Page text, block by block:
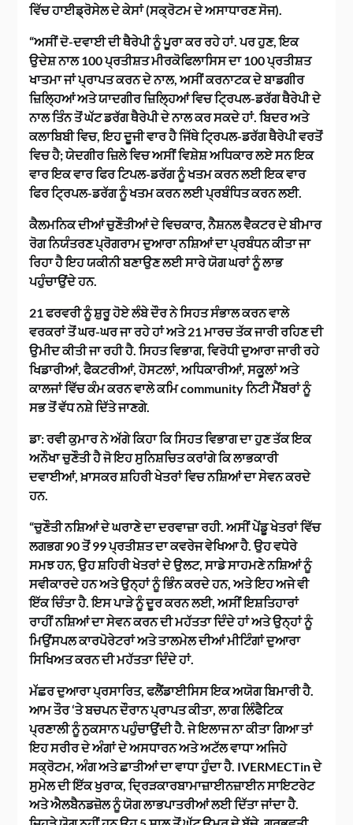
ਵਿੱਚ ਹਾਈਡ੍ਰੋਸੇਲ ਦੇ ਕੇਸਾਂ (ਸਕ੍ਰੋਟਮ ਦੇ ਅਸਾਧਾਰਣ ਸੋਜ).
“ਅਸੀਂ ਦੋ-ਦਵਾਈ ਦੀ ਥੈਰੇਪੀ ਨੂੰ ਪੂਰਾ ਕਰ ਰਹੇ ਹਾਂ. ਪਰ ਹੁਣ, ਇਕ
ਉਦੇਸ਼ ਨਾਲ 100 ਪ੍ਰਤੀਸ਼ਤ ਮੀਰਕੋਫਿਲਾਸਿਸ ਦਾ 100 ਪ੍ਰਤੀਸ਼ਤ
ਖਾਤਮਾ ਜਾਂ ਪ੍ਰਾਪਤ ਕਰਨ ਦੇ ਨਾਲ, ਅਸੀਂ ਕਰਨਾਟਕ ਦੇ ਬਾਡਗੀਰ
ਜ਼ਿਲ੍ਹਿਆਂ ਅਤੇ ਯਾਦਗੀਰ ਜ਼ਿਲ੍ਹਿਆਂ ਵਿਚ ਟ੍ਰਿਪਲ-ਡਰੱਗ ਥੈਰੇਪੀ ਦੇ
ਨਾਲ ਤਿੰਨ ਤੋਂ ਘੱਟ ਡਰੱਗ ਥੈਰੇਪੀ ਦੇ ਨਾਲ ਕਰ ਸਕਦੇ ਹਾਂ. ਬਿਦਰ ਅਤੇ
ਕਲਾਬਿਬੀ ਵਿਚ, ਇਹ ਦੂਜੀ ਵਾਰ ਹੈ ਜਿੱਥੇ ਟ੍ਰਿਪਲ-ਡਰੱਗ ਥੈਰੇਪੀ ਵਰਤੋਂ
ਵਿਚ ਹੈ; ਯੇਦਗੀਰ ਜ਼ਿਲੇ ਵਿਚ ਅਸੀਂ ਵਿਸ਼ੇਸ਼ ਅਧਿਕਾਰ ਲਏ ਸਨ ਇਕ
ਵਾਰ ਇਕ ਵਾਰ ਫਿਰ ਟਿਪਲ-ਡਰੱਗ ਨੂੰ ਖਤਮ ਕਰਨ ਲਈ ਇਕ ਵਾਰ
ਫਿਰ ਟ੍ਰਿਪਲ-ਡਰੱਗ ਨੂੰ ਖਤਮ ਕਰਨ ਲਈ ਪ੍ਰਬੰਧਿਤ ਕਰਨ ਲਈ.
ਕੈਲਮਨਿਕ ਦੀਆਂ ਚੁਣੌਤੀਆਂ ਦੇ ਵਿਚਕਾਰ, ਨੈਸ਼ਨਲ ਵੈਕਟਰ ਦੇ ਬੀਮਾਰ
ਰੋਗ ਨਿਯੰਤਰਣ ਪ੍ਰੋਗਰਾਮ ਦੁਆਰਾ ਨਸ਼ਿਆਂ ਦਾ ਪ੍ਰਬੰਧਨ ਕੀਤਾ ਜਾ
ਰਿਹਾ ਹੈ ਇਹ ਯਕੀਨੀ ਬਣਾਉਣ ਲਈ ਸਾਰੇ ਯੋਗ ਘਰਾਂ ਨੂੰ ਲਾਭ
ਪਹੁੰਚਾਉਂਦੇ ਹਨ.
21 ਫਰਵਰੀ ਨੂੰ ਸ਼ੁਰੂ ਹੋਏ ਲੰਬੇ ਦੌਰ ਨੇ ਸਿਹਤ ਸੰਭਾਲ ਕਰਨ ਵਾਲੇ
ਵਰਕਰਾਂ ਤੋਂ ਘਰ-ਘਰ ਜਾ ਰਹੇ ਹਾਂ ਅਤੇ 21 ਮਾਰਚ ਤੱਕ ਜਾਰੀ ਰਹਿਣ ਦੀ
ਉਮੀਦ ਕੀਤੀ ਜਾ ਰਹੀ ਹੈ. ਸਿਹਤ ਵਿਭਾਗ, ਵਿਰੋਧੀ ਦੁਆਰਾ ਜਾਰੀ ਰਹੇ
ਖਿਡਾਰੀਆਂ, ਫੈਕਟਰੀਆਂ, ਹੋਸਟਲਾਂ, ਅਧਿਕਾਰੀਆਂ, ਸਕੂਲਾਂ ਅਤੇ
ਕਾਲਜਾਂ ਵਿੱਚ ਕੰਮ ਕਰਨ ਵਾਲੇ ਕਮਿ community ਨਿਟੀ ਮੈਂਬਰਾਂ ਨੂੰ
ਸਭ ਤੋਂ ਵੱਧ ਨਸ਼ੇ ਦਿੱਤੇ ਜਾਣਗੇ.
ਡਾ: ਰਵੀ ਕੁਮਾਰ ਨੇ ਅੱਗੇ ਕਿਹਾ ਕਿ ਸਿਹਤ ਵਿਭਾਗ ਦਾ ਹੁਣ ਤੱਕ ਇਕ
ਅਨੌਖਾ ਚੁਣੌਤੀ ਹੈ ਜੋ ਇਹ ਸੁਨਿਸ਼ਚਿਤ ਕਰਾਂਗੇ ਕਿ ਲਾਭਕਾਰੀ
ਦਵਾਈਆਂ, ਖ਼ਾਸਕਰ ਸ਼ਹਿਰੀ ਖੇਤਰਾਂ ਵਿਚ ਨਸ਼ਿਆਂ ਦਾ ਸੇਵਨ ਕਰਦੇ
ਹਨ.
“ਚੁਣੌਤੀ ਨਸ਼ਿਆਂ ਦੇ ਘਰਾਣੇ ਦਾ ਦਰਵਾਜ਼ਾ ਰਹੀ. ਅਸੀਂ ਪੇਂਡੂ ਖੇਤਰਾਂ ਵਿੱਚ
ਲਗਭਗ 90 ਤੋਂ 99 ਪ੍ਰਤੀਸ਼ਤ ਦਾ ਕਵਰੇਜ ਵੇਖਿਆ ਹੈ. ਉਹ ਵਧੇਰੇ
ਸਮਝ ਹਨ, ਉਹ ਸ਼ਹਿਰੀ ਖੇਤਰਾਂ ਦੇ ਉਲਟ, ਸਾਡੇ ਸਾਹਮਣੇ ਨਸ਼ਿਆਂ ਨੂੰ
ਸਵੀਕਾਰਦੇ ਹਨ ਅਤੇ ਉਨ੍ਹਾਂ ਨੂੰ ਭਿੰਨ ਕਰਦੇ ਹਨ, ਅਤੇ ਇਹ ਅਜੇ ਵੀ
ਇੱਕ ਚਿੰਤਾ ਹੈ. ਇਸ ਪਾੜੇ ਨੂੰ ਦੂਰ ਕਰਨ ਲਈ, ਅਸੀਂ ਇਸ਼ਤਿਹਾਰਾਂ
ਰਾਹੀਂ ਨਸ਼ਿਆਂ ਦਾ ਸੇਵਨ ਕਰਨ ਦੀ ਮਹੱਤਤਾ ਦਿੰਦੇ ਹਾਂ ਅਤੇ ਉਨ੍ਹਾਂ ਨੂੰ
ਮਿਉਂਸਪਲ ਕਾਰਪੋਰੇਟਰਾਂ ਅਤੇ ਤਾਲਮੇਲ ਦੀਆਂ ਮੀਟਿੰਗਾਂ ਦੁਆਰਾ
ਸਿਖਿਅਤ ਕਰਨ ਦੀ ਮਹੱਤਤਾ ਦਿੰਦੇ ਹਾਂ.
ਮੱਛਰ ਦੁਆਰਾ ਪ੍ਰਸਾਰਿਤ, ਫਲੈਂਡਾਈਸਿਸ ਇਕ ਅਯੋਗ ਬਿਮਾਰੀ ਹੈ.
ਆਮ ਤੌਰ ‘ਤੇ ਬਚਪਨ ਦੌਰਾਨ ਪ੍ਰਾਪਤ ਕੀਤਾ, ਲਾਗ ਲਿੰਫੈਟਿਕ
ਪ੍ਰਣਾਲੀ ਨੂੰ ਨੁਕਸਾਨ ਪਹੁੰਚਾਉਂਦੀ ਹੈ. ਜੇ ਇਲਾਜ ਨਾ ਕੀਤਾ ਗਿਆ ਤਾਂ
ਇਹ ਸਰੀਰ ਦੇ ਅੰਗਾਂ ਦੇ ਅਸਧਾਰਨ ਅਤੇ ਅਟੱਲ ਵਾਧਾ ਅਜਿਹੇ
ਸਕ੍ਰੋਟਮ, ਅੰਗ ਅਤੇ ਛਾਤੀਆਂ ਦਾ ਵਾਧਾ ਹੁੰਦਾ ਹੈ. IVERMECTin ਦੇ
ਸੁਮੇਲ ਦੀ ਇੱਕ ਖੁਰਾਕ, ਦ੍ਰਿੜਕਾਰਬਾਮਾਜ਼ਾਈਨਜ਼ਾਈਨ ਸਾਇਟਰੇਟ
ਅਤੇ ਐਲਬੈਨਡਜ਼ੋਲ ਨੂੰ ਯੋਗ ਲਾਭਪਾਤਰੀਆਂ ਲਈ ਦਿੱਤਾ ਜਾਂਦਾ ਹੈ.